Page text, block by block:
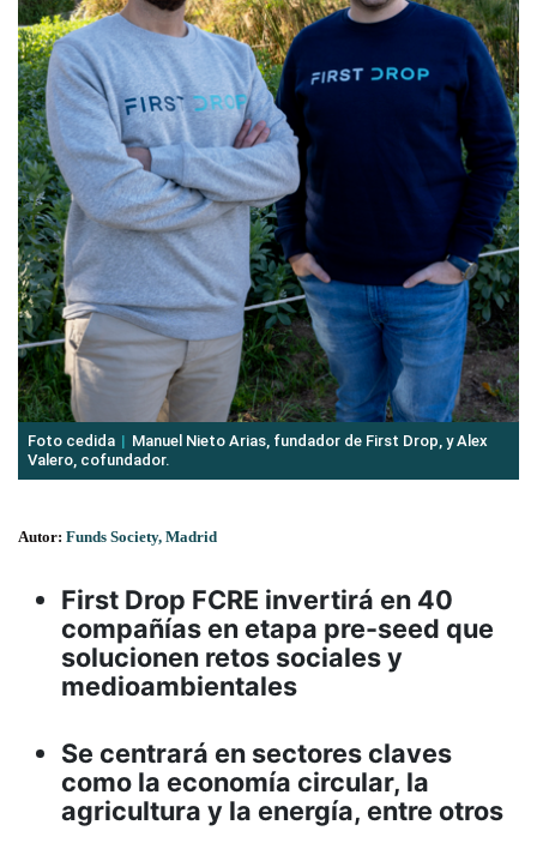
Foto cedida
Manuel Nieto Arias, fundador de First Drop, y Alex
Valero, cofundador.
Autor: Funds Society, Madrid
First Drop FCRE invertirá en 40
compañías en etapa pre-seed que
solucionen retos sociales y
medioambientales
Se centrará en sectores claves
como la economía circular, la
agricultura y la energía, entre otros